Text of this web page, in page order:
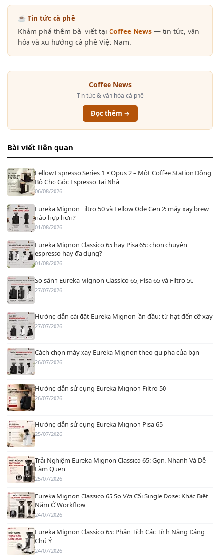
☕ Tin tức cà phê
Khám phá thêm bài viết tại Coffee News — tin tức, văn
hóa và xu hướng cà phê Việt Nam.
Coffee News
Tin tức & văn hóa cà phê
Đọc thêm →
Bài viết liên quan
Fellow Espresso Series 1 × Opus 2 – Một Coffee Station Đồng
Bộ Cho Góc Espresso Tại Nhà
06/08/2026
Eureka Mignon Filtro 50 và Fellow Ode Gen 2: máy xay brew
nào hợp hơn?
01/08/2026
Eureka Mignon Classico 65 hay Pisa 65: chọn chuyên
espresso hay đa dụng?
01/08/2026
So sánh Eureka Mignon Classico 65, Pisa 65 và Filtro 50
27/07/2026
Hướng dẫn cài đặt Eureka Mignon lần đầu: từ hạt đến cỡ xay
27/07/2026
Cách chọn máy xay Eureka Mignon theo gu pha của bạn
26/07/2026
Hướng dẫn sử dụng Eureka Mignon Filtro 50
26/07/2026
Hướng dẫn sử dụng Eureka Mignon Pisa 65
25/07/2026
Trải Nghiệm Eureka Mignon Classico 65: Gọn, Nhanh Và Dễ
Làm Quen
25/07/2026
Eureka Mignon Classico 65 So Với Cối Single Dose: Khác Biệt
Nằm Ở Workflow
24/07/2026
Eureka Mignon Classico 65: Phân Tích Các Tính Năng Đáng
Chú Ý
24/07/2026